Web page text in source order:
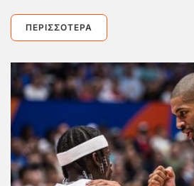
ΠΕΡΙΣΣΌΤΕΡΑ